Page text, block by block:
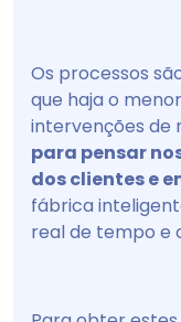
Os processos
que haja o
intervenções de
para pensar
dos clientes e
fábrica
real de tempo e